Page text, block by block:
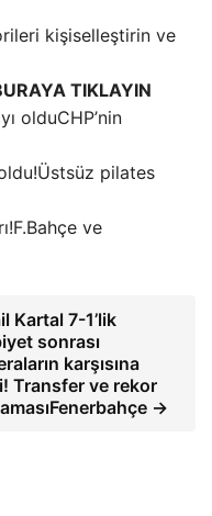
TIKLAYIN
CHP’nin
Üstsüz pilates
F.Bahçe ve
Kartal 7-1’lik
sonrası
karşısına
Transfer ve rekor
→